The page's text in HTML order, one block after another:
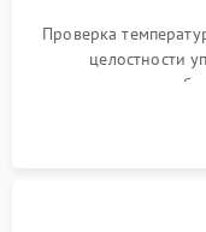
работе
Проверка
целостности
сопротивления
считывание